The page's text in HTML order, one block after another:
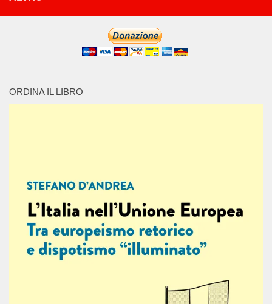
ORDINA IL LIBRO